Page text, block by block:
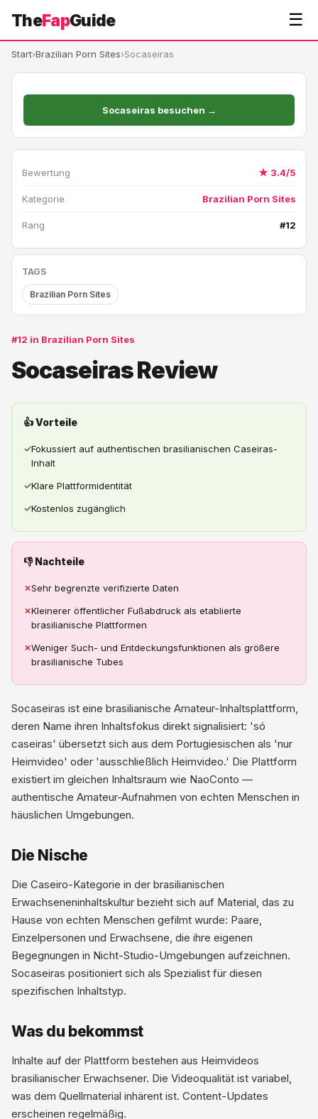
TheFapGuide ☰
Start›Brazilian Porn Sites›Socaseiras
Socaseiras besuchen →
Bewertung ★ 3.4/5
Kategorie Brazilian Porn Sites
Rang #12
TAGS
Brazilian Porn Sites
#12 in Brazilian Porn Sites
Socaseiras Review
👍 Vorteile
✓Fokussiert auf authentischen brasilianischen Caseiras-
Inhalt
✓Klare Plattformidentität
✓Kostenlos zugänglich
👎 Nachteile
✗Sehr begrenzte verifizierte Daten
✗Kleinerer öffentlicher Fußabdruck als etablierte
brasilianische Plattformen
✗Weniger Such- und Entdeckungsfunktionen als größere
brasilianische Tubes
Socaseiras ist eine brasilianische Amateur-Inhaltsplattform,
deren Name ihren Inhaltsfokus direkt signalisiert: 'só
caseiras' übersetzt sich aus dem Portugiesischen als 'nur
Heimvideo' oder 'ausschließlich Heimvideo.' Die Plattform
existiert im gleichen Inhaltsraum wie NaoConto —
authentische Amateur-Aufnahmen von echten Menschen in
häuslichen Umgebungen.
Die Nische
Die Caseiro-Kategorie in der brasilianischen
Erwachseneninhaltskultur bezieht sich auf Material, das zu
Hause von echten Menschen gefilmt wurde: Paare,
Einzelpersonen und Erwachsene, die ihre eigenen
Begegnungen in Nicht-Studio-Umgebungen aufzeichnen.
Socaseiras positioniert sich als Spezialist für diesen
spezifischen Inhaltstyp.
Was du bekommst
Inhalte auf der Plattform bestehen aus Heimvideos
brasilianischer Erwachsener. Die Videoqualität ist variabel,
was dem Quellmaterial inhärent ist. Content-Updates
erscheinen regelmäßig.